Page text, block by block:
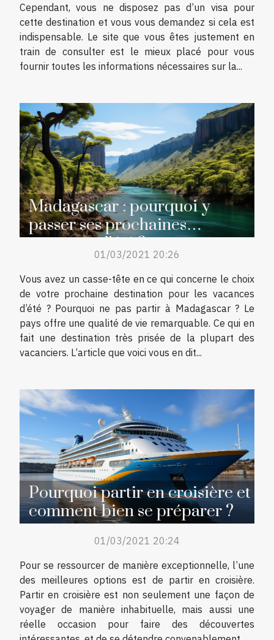
Cependant, vous ne disposez pas d’un visa pour
cette destination et vous vous demandez si cela est
indispensable. Le site que vous êtes justement en
train de consulter est le mieux placé pour vous
fournir toutes les informations nécessaires sur la...
Madagascar : pourquoi y
passer ses prochaines
vacances d’été ?
01/03/2021 20:26
Vous avez un casse-tête en ce qui concerne le choix
de votre prochaine destination pour les vacances
d’été ? Pourquoi ne pas partir à Madagascar ? Le
pays offre une qualité de vie remarquable. Ce qui en
fait une destination très prisée de la plupart des
vacanciers. L’article que voici vous en dit...
Pourquoi partir en croisière et
comment bien se préparer ?
01/03/2021 20:24
Pour se ressourcer de manière exceptionnelle, l’une
des meilleures options est de partir en croisière.
Partir en croisière est non seulement une façon de
voyager de manière inhabituelle, mais aussi une
réelle occasion pour faire des découvertes